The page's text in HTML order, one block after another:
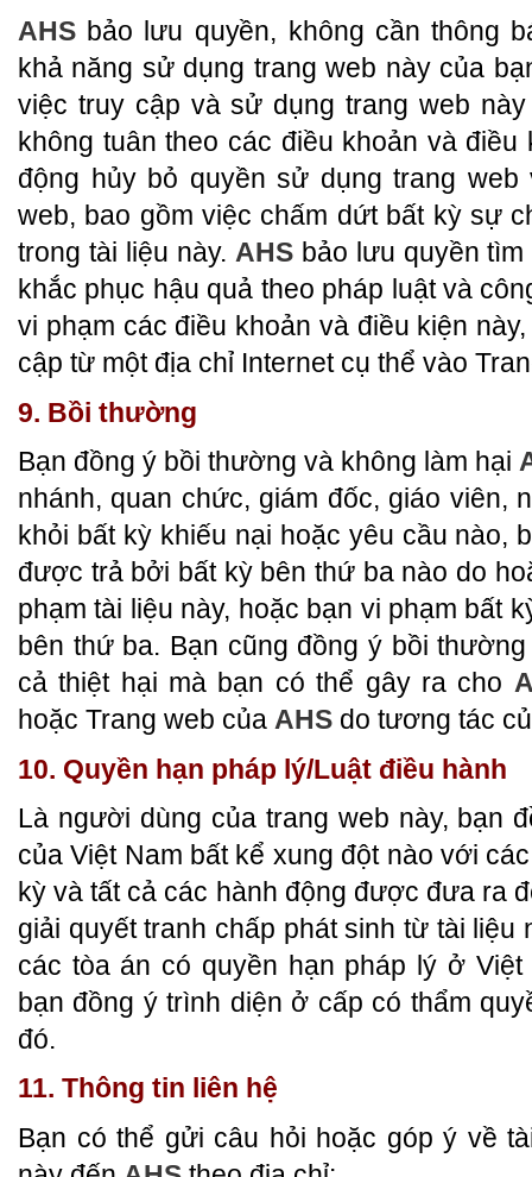
AHS bảo lưu quyền, không cần thông
khả năng sử dụng trang web này của
việc truy cập và sử dụng trang web
không tuân theo các điều khoản và
động hủy bỏ quyền sử dụng trang
web, bao gồm việc chấm dứt bất kỳ sự
trong tài liệu này. AHSbảo lưu quyền tìm
khắc phục hậu quả theo pháp luật và
vi phạm các điều khoản và điều kiện
cập từ một địa chỉ Internet cụ thể vào
9. Bồi thường
Bạn đồng ý bồi thường và không làm hại
nhánh, quan chức, giám đốc, giáo viên,
khỏi bất kỳ khiếu nại hoặc yêu cầu nào,
được trả bởi bất kỳ bên thứ ba nào do
phạm tài liệu này, hoặc bạn vi phạm bất
bên thứ ba. Bạn cũng đồng ý bồi
cả thiệt hại mà bạn có thể gây ra cho
hoặc Trang web của AHS do tương tác
10. Quyền hạn pháp lý/Luật điều hành
Là người dùng của trang web này, bạn
của Việt Nam bất kể xung đột nào với
kỳ và tất cả các hành động được đưa ra
giải quyết tranh chấp phát sinh từ tài
các tòa án có quyền hạn pháp lý ở
bạn đồng ý trình diện ở cấp có thẩm
đó.
11. Thông tin liên hệ
Bạn có thể gửi câu hỏi hoặc góp ý về